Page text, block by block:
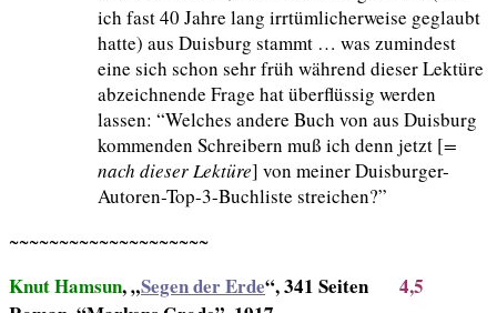
ich fast 40 Jahre lang irrtümlicherweise geglaubt
hatte) aus Duisburg stammt … was zumindest
eine sich schon sehr früh während dieser Lektüre
abzeichnende Frage hat überflüssig werden
lassen: “Welches andere Buch von aus Duisburg
kommenden Schreibern muß ich denn jetzt [=
nach dieser Lektüre] von meiner Duisburger-
Autoren-Top-3-Buchliste streichen?”
~~~~~~~~~~~~~~~~~~~~
Knut Hamsun, „Segen der Erde“, 341 Seiten 4,5